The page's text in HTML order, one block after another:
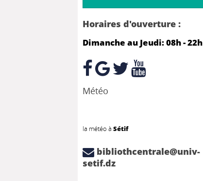
Horaires d'ouverture :
Dimanche au Jeudi: 08h - 22h
Météo
la météo à Sétif
bibliothcentrale@univ-
setif.dz